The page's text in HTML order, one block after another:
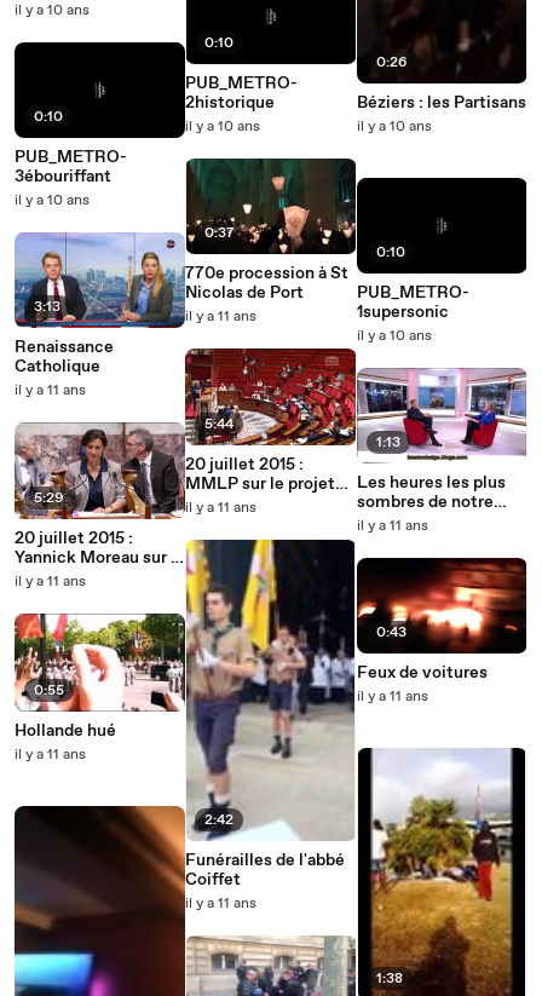
il y a 10 ans
0:10
PUB_METRO-
3ébouriffant
il y a 10 ans
3:13
Renaissance
Catholique
il y a 11 ans
5:29
20 juillet 2015 :
Yannick Moreau sur le
projet de loi sur le
il y a 11 ans
0:55
Hollande hué
il y a 11 ans
0:10
PUB_METRO-
2historique
il y a 10 ans
0:37
770e procession à St
Nicolas de Port
il y a 11 ans
5:44
20 juillet 2015 :
MMLP sur le projet
de loi droit des
il y a 11 ans
2:42
Funérailles de l'abbé
Coiffet
il y a 11 ans
0:26
Béziers : les Partisans
il y a 10 ans
0:10
PUB_METRO-
1supersonic
il y a 10 ans
1:13
Les heures les plus
sombres de notre
république : un camp
Versailles
il y a 11 ans
0:43
Feux de voitures
il y a 11 ans
1:38